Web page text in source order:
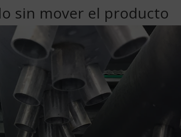
sin mover el producto